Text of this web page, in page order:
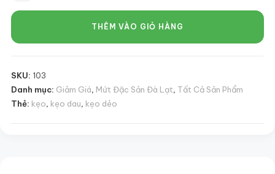
Tằm
Kẹo
Tằm
Ngào
Đường
THÊM VÀO GIỎ HÀNG
SKU: 103
Danh mục: Giảm Giá, Mứt Đặc Sản Đà Lạt, Tất Cả Sản Phẩm
Thẻ: kẹo, kẹo dau, kẹo dẻo